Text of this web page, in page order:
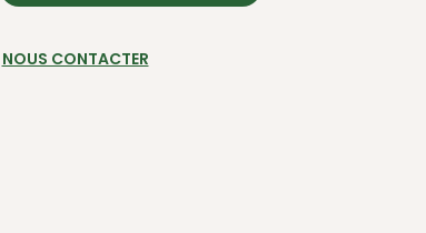
NOUS CONTACTER